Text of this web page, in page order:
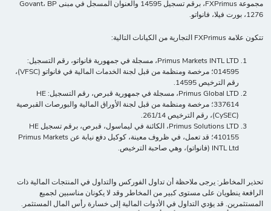
مجموعة FXPrimus، برقم تسجيل 14595 والعنوان المسجل في مبنى Govant، BP
1276، بورت فيلا، فانواتو.
تتكون علامة FXPrimus التجارية من الكيانات التالية:
Primus Markets INTL LTD، مسجلة في جمهورية فانواتو، رقم التسجيل:
014595؛ مرخصة ومنظمة من قبل لجنة الخدمات المالية في فانواتو (VFSC)،
رقم الترخيص 14595.
Primus Global LTD، مسجلة في جمهورية قبرص، رقم التسجيل: HE
337614؛ مرخصة ومنظمة من قبل لجنة الأوراق المالية والبورصات القبرصية
(CySEC)، رقم الترخيص 261/14.
Primus Solutions LTD، الكائنة في ليماسول، قبرص، برقم تسجيل HE
410155؛ قد تعمل، في ظروف معينة، كوكيل دفع نيابة عن Primus Markets
INTL Ltd (فانواتو)، وهي صاحبة الترخيص.
تحذير المخاطر: يرجى ملاحظة أن تداول الفوركس والتداول في المنتجات المالية ذات
الرافعة ينطويان على مستوى كبير من المخاطر وقد لا يكونان مناسبين لجميع
المستثمرين. قد يؤدي التداول في الأدوات المالية إلى خسارة رأس المال المستثمر.